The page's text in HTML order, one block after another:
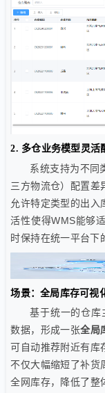
2. 多仓业务模型灵活
系统支持为不同
三方物流仓）配置差
允许特定类型的出入
活性使得WMS能够
时保持在统一平台下
场景：全局库存可视
基于统一的仓库
数据，形成一张全局
可自动推荐附近有库
不仅大幅缩短了补货
全网库存，降低了整